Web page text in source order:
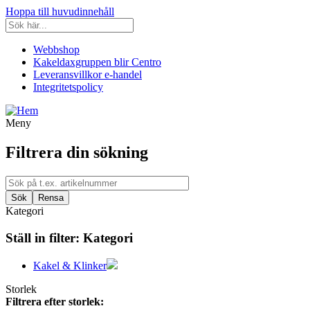
Hoppa till huvudinnehåll
Webbshop
Kakeldaxgruppen blir Centro
Leveransvillkor e-handel
Integritetspolicy
Meny
Filtrera din sökning
Kategori
Ställ in filter: Kategori
Kakel & Klinker
Storlek
Filtrera efter storlek: